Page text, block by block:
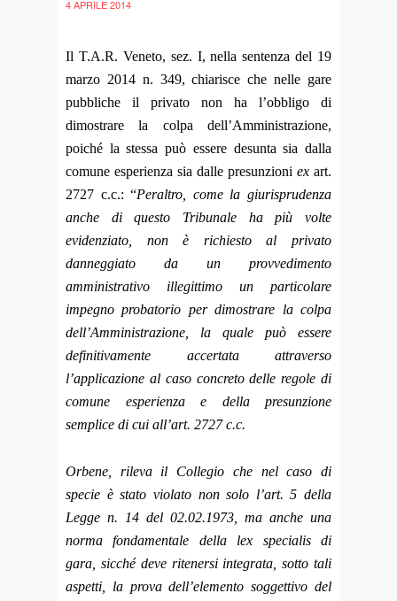
4 APRILE 2014
Il T.A.R. Veneto, sez. I, nella sentenza del 19
marzo 2014 n. 349, chiarisce che nelle gare
pubbliche il privato non ha l’obbligo di
dimostrare la colpa dell’Amministrazione,
poiché la stessa può essere desunta sia dalla
comune esperienza sia dalle presunzioni ex art.
2727 c.c.: “Peraltro, come la giurisprudenza
anche di questo Tribunale ha più volte
evidenziato, non è richiesto al privato
danneggiato da un provvedimento
amministrativo illegittimo un particolare
impegno probatorio per dimostrare la colpa
dell’Amministrazione, la quale può essere
definitivamente accertata attraverso
l’applicazione al caso concreto delle regole di
comune esperienza e della presunzione
semplice di cui all’art. 2727 c.c.
Orbene, rileva il Collegio che nel caso di
specie è stato violato non solo l’art. 5 della
Legge n. 14 del 02.02.1973, ma anche una
norma fondamentale della
lex specialis
di
gara, sicché deve ritenersi integrata, sotto tali
aspetti, la prova dell’elemento soggettivo del